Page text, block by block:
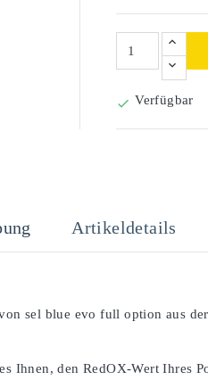
 Verfügbar
Artikeldetails
sel blue evo full option aus
Ihnen, den RedOX-Wert Ihres